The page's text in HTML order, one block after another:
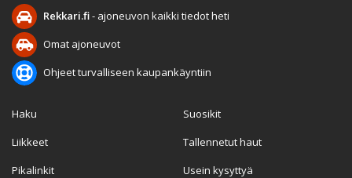
Rekkari.fi- ajoneuvon kaikki tiedot heti
Omat ajoneuvot
Ohjeet turvalliseen kaupankäyntiin
Haku
Liikkeet
Pikalinkit
Suosikit
Tallennetut haut
Usein kysyttyä